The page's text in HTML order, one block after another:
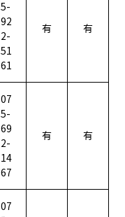
5-
92
2-
51
61
有 有
07
5-
69
2-
14
67
有 有
07